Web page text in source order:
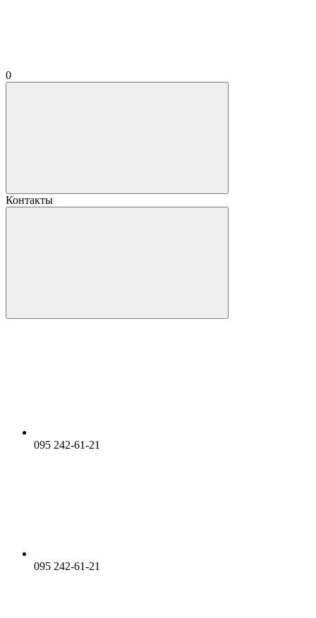
0
Контакты
095 242-61-21
095 242-61-21